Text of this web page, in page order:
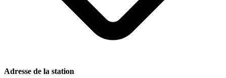
Adresse de la station